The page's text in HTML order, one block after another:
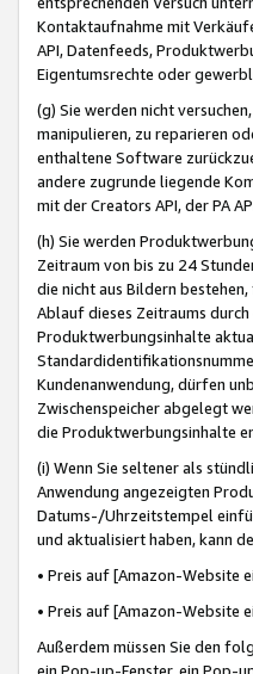
Kontaktaufnahme mit
API, Datenfeeds,
Eigentumsrechte oder
(g) Sie werden nicht
manipulieren, zu reparieren
enthaltene Software
andere zugrunde liegende
mit der Creators API, der PA
(h) Sie werden
Zeitraum von bis zu 24
die nicht aus Bildern
Ablauf dieses Zeitraums
Produktwerbungsinhalte
Kundenanwendung, dürfen
Zwischenspeicher abgelegt
die Produktwerbungsinhalte
(i) Wenn Sie seltener als
Anwendung angezeigten
Datums-/Uhrzeitstempel
und aktualisiert haben, kann
• Preis auf [Amazon-Website
• Preis auf [Amazon-Website
Außerdem müssen Sie den
ein Pop-up-Fenster, ein Pop-